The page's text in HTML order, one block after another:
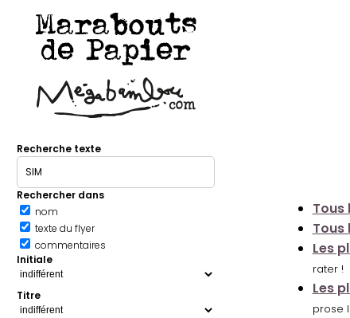
Marabouts
de Papier
Recherche texte
Rechercher dans
nom
texte du flyer
commentaires
Initiale
Titre
Tous
Tous
Les
rater !
Les
prose